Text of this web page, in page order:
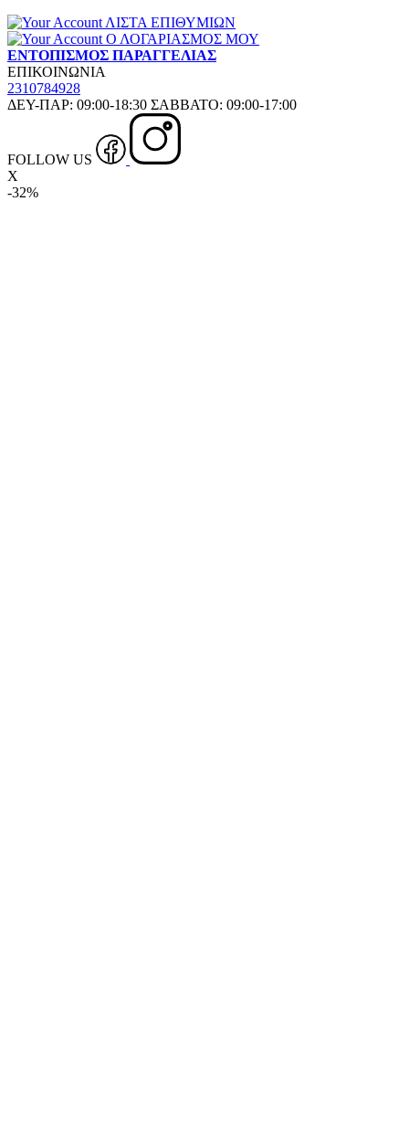
ΛΙΣΤΑ ΕΠΙΘΥΜΙΩΝ
Ο ΛΟΓΑΡΙΑΣΜΟΣ ΜΟΥ
ΕΝΤΟΠΙΣΜΟΣ ΠΑΡΑΓΓΕΛΙΑΣ
ΕΠΙΚΟΙΝΩΝΙΑ
2310784928
ΔΕΥ-ΠΑΡ: 09:00-18:30 ΣΑΒΒΑΤΟ: 09:00-17:00
FOLLOW US
X
-32%